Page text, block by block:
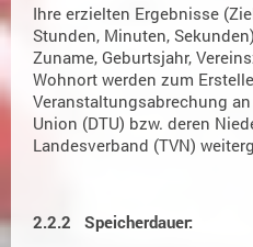
Ihre erzielten Ergebnisse
Stunden, Minuten,
Zuname, Geburtsjahr,
Wohnort werden zum
Veranstaltungsabrechung
Union (DTU) bzw. deren
Landesverband (TVN)
2.2.2 Speicherdauer: